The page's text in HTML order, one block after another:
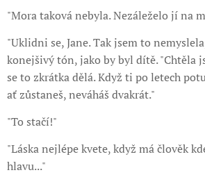
"Mora taková nebyla. Nezáleželo jí na
"Uklidni se, Jane. Tak jsem to
konejšivý tón, jako by byl dítě. "Chtěla
se to zkrátka dělá. Když ti po letech
ať zůstaneš, neváháš dvakrát."
"To stačí!"
"Láska nejlépe kvete, když má člověk
hlavu..."